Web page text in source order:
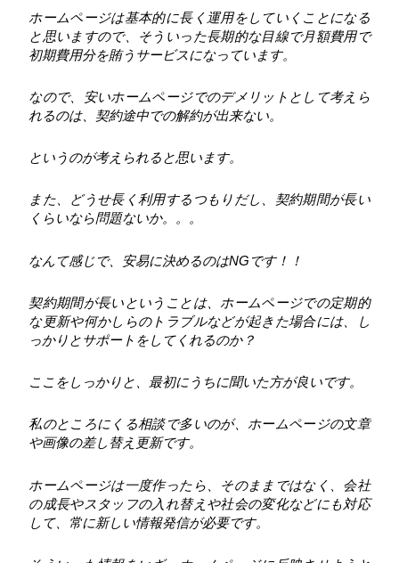
ホームページは基本的に長く運用をしていくことになる
と思いますので、そういった長期的な目線で月額費用で
初期費用分を賄うサービスになっています。
なので、安いホームページでのデメリットとして考えら
れるのは、契約途中での解約が出来ない。
というのが考えられると思います。
また、どうせ長く利用するつもりだし、契約期間が長い
くらいなら問題ないか。。。
なんて感じで、安易に決めるのはNGです！！
契約期間が長いということは、ホームページでの定期的
な更新や何かしらのトラブルなどが起きた場合には、し
っかりとサポートをしてくれるのか？
ここをしっかりと、最初にうちに聞いた方が良いです。
私のところにくる相談で多いのが、ホームページの文章
や画像の差し替え更新です。
ホームページは一度作ったら、そのままではなく、会社
の成長やスタッフの入れ替えや社会の変化などにも対応
して、常に新しい情報発信が必要です。